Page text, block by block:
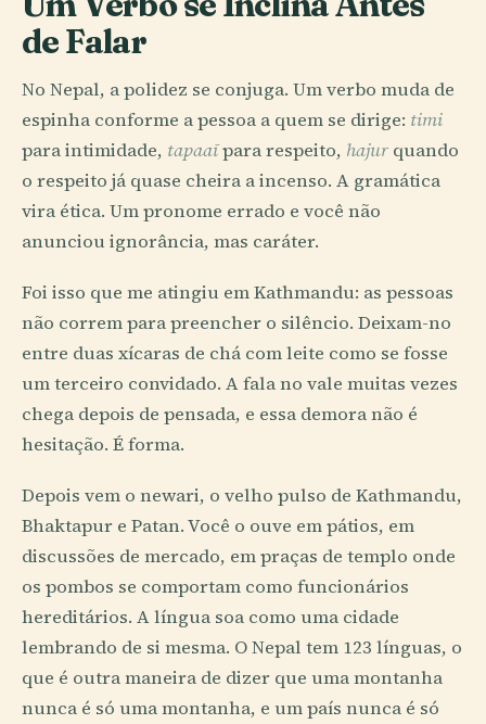
de Falar
No Nepal, a polidez se conjuga. Um verbo muda de
espinha conforme a pessoa a quem se dirige: timi
para intimidade, tapaaīpara respeito, hajur quando
o respeito já quase cheira a incenso. A gramática
vira ética. Um pronome errado e você não
anunciou ignorância, mas caráter.
Foi isso que me atingiu em Kathmandu: as pessoas
não correm para preencher o silêncio. Deixam-no
entre duas xícaras de chá com leite como se fosse
um terceiro convidado. A fala no vale muitas vezes
chega depois de pensada, e essa demora não é
hesitação. É forma.
Depois vem o newari, o velho pulso de Kathmandu,
Bhaktapur e Patan. Você o ouve em pátios, em
discussões de mercado, em praças de templo onde
os pombos se comportam como funcionários
hereditários. A língua soa como uma cidade
lembrando de si mesma. O Nepal tem 123 línguas, o
que é outra maneira de dizer que uma montanha
nunca é só uma montanha, e um país nunca é só